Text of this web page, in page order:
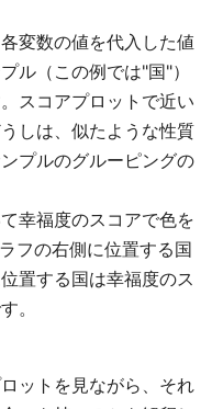
変数の値を代入した値
ル（この例では"国"）
スコアプロットで近い
しは、似たような性質
プルのグルーピングの
幸福度のスコアで色を
フの右側に位置する国
置する国は幸福度のス
。
ットを見ながら、それ